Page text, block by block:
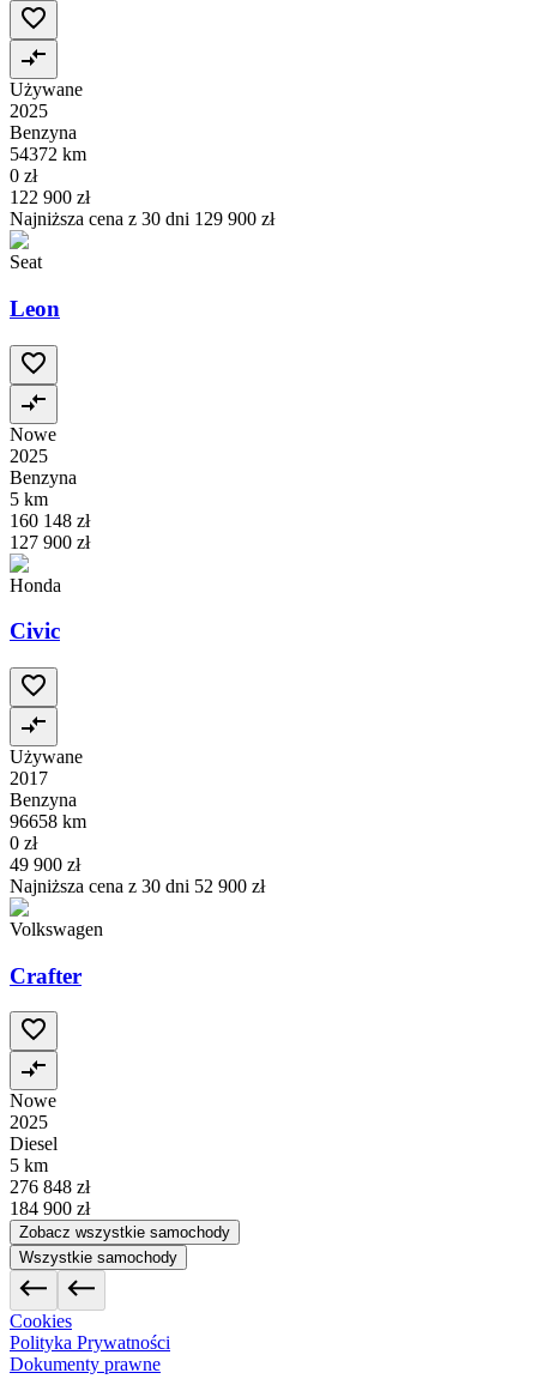
Używane
2025
Benzyna
54372 km
0 zł
122 900 zł
Najniższa cena z 30 dni 129 900 zł
Seat
Leon
Nowe
2025
Benzyna
5 km
160 148 zł
127 900 zł
Honda
Civic
Używane
2017
Benzyna
96658 km
0 zł
49 900 zł
Najniższa cena z 30 dni 52 900 zł
Volkswagen
Crafter
Nowe
2025
Diesel
5 km
276 848 zł
184 900 zł
Zobacz wszystkie samochody
Wszystkie samochody
Cookies
Polityka Prywatności
Dokumenty prawne